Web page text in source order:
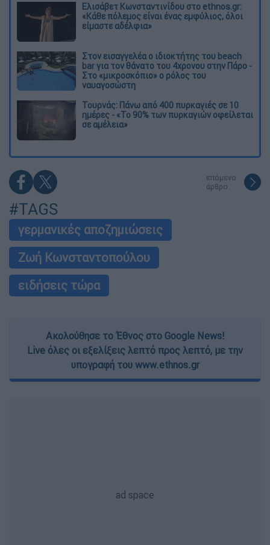
Ελισάβετ Κωνσταντινίδου στο ethnos.gr:
«Κάθε πόλεμος είναι ένας εμφύλιος, όλοι
είμαστε αδέλφια»
Στον εισαγγελέα ο ιδιοκτήτης του beach
bar για τον θάνατο του 4χρονου στην Πάρο -
Στο «μικροσκόπιο» ο ρόλος του
ναυαγοσώστη
Τουρνάς: Πάνω από 400 πυρκαγιές σε 10
ημέρες - «Το 90% των πυρκαγιών οφείλεται
σε αμέλεια»
επόμενο
άρθρο
#TAGS
γερμανικές αποζημιώσεις
Ζωή Κωνσταντοπούλου
ειδήσεις τώρα
Ακολούθησε το Έθνος στο Google News!
Live όλες οι εξελίξεις λεπτό προς λεπτό, με την
υπογραφή του www.ethnos.gr